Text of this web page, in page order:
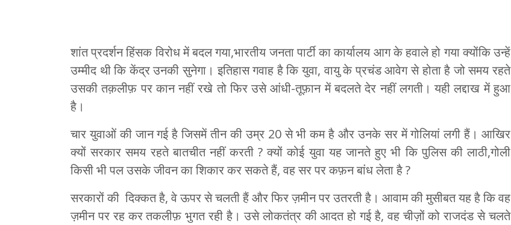
शांत प्रदर्शन हिंसक विरोध में बदल गया,भारतीय जनता पार्टी का कार्यालय आग के हवाले हो गया क्योंकि उन्हें
उम्मीद थी कि केंद्र उनकी सुनेगा। इतिहास गवाह है कि युवा, वायु के प्रचंड आवेग से होता है जो समय रहते
उसकी तक़लीफ़ पर कान नहीं रखे तो फिर उसे आंधी-तूफ़ान में बदलते देर नहीं लगती। यही लद्दाख में हुआ
है।
चार युवाओं की जान गई है जिसमें तीन की उम्र 20 से भी कम है और उनके सर में गोलियां लगी हैं। आखिर
क्यों सरकार समय रहते बातचीत नहीं करती ? क्यों कोई युवा यह जानते हुए भी कि पुलिस की लाठी,गोली
किसी भी पल उसके जीवन का शिकार कर सकते हैं, वह सर पर कफ़न बांध लेता है ?
सरकारों की दिक्कत है, वे ऊपर से चलती हैं और फिर ज़मीन पर उतरती है। आवाम की मुसीबत यह है कि वह
ज़मीन पर रह कर तकलीफ़ भुगत रही है। उसे लोकतंत्र की आदत हो गई है, वह चीज़ों को राजदंड से चलते